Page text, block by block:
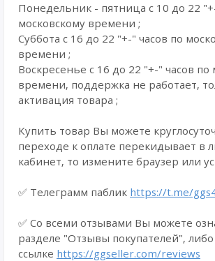
Понедельник - пятница с 10 до 22
московскому времени ;
Суббота с 16 до 22 "+-" часов по
времени ;
Воскресенье с 16 до 22 "+-" часов по
времени, поддержка не работает,
активация товара ;
Купить товар Вы можете
переходе к оплате перекидывает в
кабинет, то измените браузер или
✅ Телеграмм паблик https://t.me/
✅ Со всеми отзывами Вы можете
разделе "Отзывы покупателей",
ссылке https://ggseller.com/reviews